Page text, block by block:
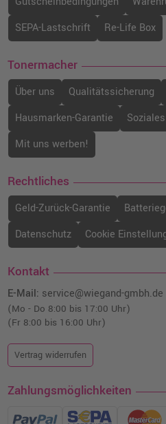
SEPA-Lastschrift
Re-Life Box
Tonermacher
Über uns Qualitätssicherung
Hausmarken-Garantie
Mit uns werben!
Rechtliches
Geld-Zurück-Garantie
Datenschutz
Cookie
Kontakt
E-Mail: service@wiegand-gmbh.de
(Mo - Do 8:00 bis 17:00 Uhr)
(Fr 8:00 bis 16:00 Uhr)
Vertrag widerrufen
Zahlungsmöglichkeiten